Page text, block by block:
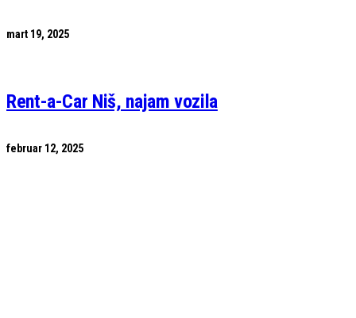
mart 19, 2025
Rent-a-Car Niš, najam vozila
februar 12, 2025